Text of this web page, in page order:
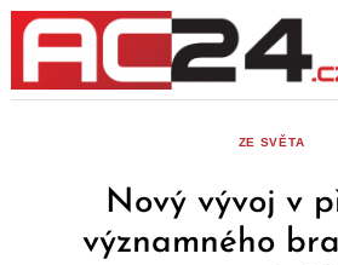
Skip
content
ZE SVĚTA
Nový vývoj v
významného